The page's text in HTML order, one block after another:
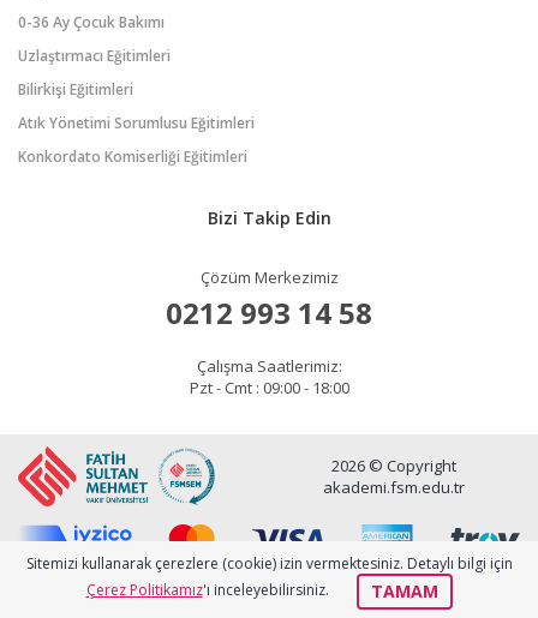
0-36 Ay Çocuk Bakımı
Uzlaştırmacı Eğitimleri
Bilirkişi Eğitimleri
Atık Yönetimi Sorumlusu Eğitimleri
Konkordato Komiserliği Eğitimleri
Bizi Takip Edin
Çözüm Merkezimiz
0212 993 14 58
Çalışma Saatlerimiz:
Pzt - Cmt : 09:00 - 18:00
2026 © Copyright
akademi.fsm.edu.tr
Sitemizi kullanarak çerezlere (cookie) izin vermektesiniz. Detaylı bilgi için
Çerez Politikamız'ı inceleyebilirsiniz. TAMAM